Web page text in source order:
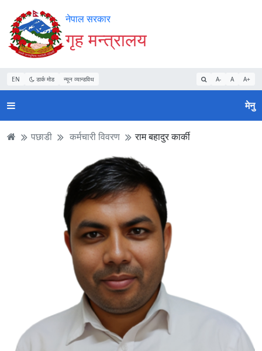
Accessibility
Mode
सुरु
गर्नुहोस्
सामाग्री
पढ्नुहाेस्
नेभिगेसन
पढ्नुहाेस्
वेबसाइट
खोजमा
जानुहोस्
नेपाल सरकार
गृह मन्त्रालय
EN डार्क मोड न्यून व्यान्डविथ A- A A+
मेनु
पछाडी कर्मचारी विवरण राम बहादुर कार्की